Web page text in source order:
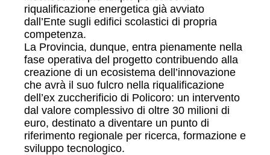
riqualificazione energetica già avviato
dall’Ente sugli edifici scolastici di propria
competenza.
La Provincia, dunque, entra pienamente nella
fase operativa del progetto contribuendo alla
creazione di un ecosistema dell’innovazione
che avrà il suo fulcro nella riqualificazione
dell’ex zuccherificio di Policoro: un intervento
dal valore complessivo di oltre 30 milioni di
euro, destinato a diventare un punto di
riferimento regionale per ricerca, formazione e
sviluppo tecnologico.